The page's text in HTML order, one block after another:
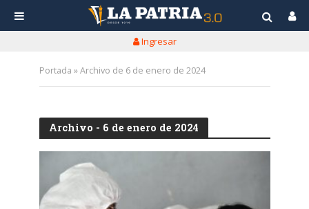
Ingresar
Portada »Archivo de 6 de enero de 2024
Archivo - 6 de enero de 2024